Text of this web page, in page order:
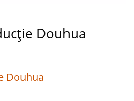
MAȘINĂ
DE
FABRICA
Douhua
Douhua